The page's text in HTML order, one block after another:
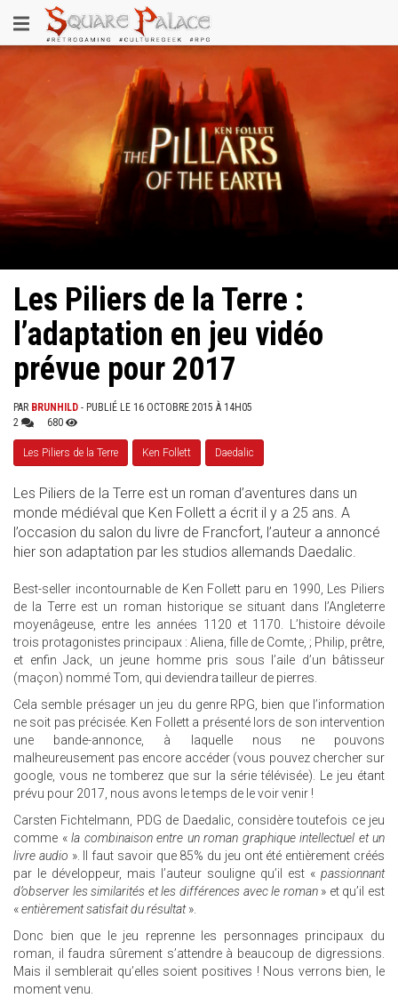
au
contenu
Toggle
navigation
Les Piliers de la Terre :
l’adaptation en jeu vidéo
prévue pour 2017
PAR BRUNHILD - PUBLIÉ LE 16 OCTOBRE 2015 À 14H05
2
680
Les Piliers de la Terre Ken Follett Daedalic
Les Piliers de la Terre est un roman d’aventures dans un
monde médiéval que Ken Follett a écrit il y a 25 ans. A
l’occasion du salon du livre de Francfort, l’auteur a annoncé
hier son adaptation par les studios allemands Daedalic.
Best-seller incontournable de Ken Follett paru en 1990, Les Piliers
de la Terre est un roman historique se situant dans l’Angleterre
moyenâgeuse, entre les années 1120 et 1170. L’histoire dévoile
trois protagonistes principaux : Aliena, fille de Comte, ; Philip, prêtre,
et enfin Jack, un jeune homme pris sous l’aile d’un bâtisseur
(maçon) nommé Tom, qui deviendra tailleur de pierres.
Cela semble présager un jeu du genre RPG, bien que l’information
ne soit pas précisée. Ken Follett a présenté lors de son intervention
une bande-annonce, à laquelle nous ne pouvons
malheureusement pas encore accéder (vous pouvez chercher sur
google, vous ne tomberez que sur la série télévisée). Le jeu étant
prévu pour 2017, nous avons le temps de le voir venir !
Carsten Fichtelmann, PDG de Daedalic, considère toutefois ce jeu
comme « la combinaison entre un roman graphique intellectuel et un
livre audio ». Il faut savoir que 85% du jeu ont été entièrement créés
par le développeur, mais l’auteur souligne qu’il est « passionnant
d’observer les similarités et les différences avec le roman» et qu’il est
«entièrement satisfait du résultat».
Donc bien que le jeu reprenne les personnages principaux du
roman, il faudra sûrement s’attendre à beaucoup de digressions.
Mais il semblerait qu’elles soient positives ! Nous verrons bien, le
moment venu.